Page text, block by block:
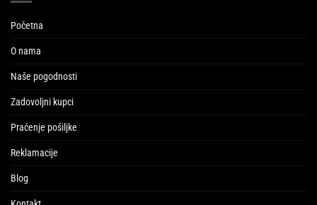
Početna
O nama
Naše pogodnosti
Zadovoljni kupci
Praćenje pošiljke
Reklamacije
Blog